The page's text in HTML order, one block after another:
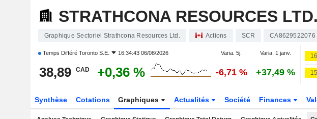
STRATHCONA RESOURCES LTD.
Graphique Sectoriel Strathcona Resources Ltd. Actions SCR CA8629522076
Temps Différé Toronto S.E. 16:34:43 06/08/2026 Varia. 5j. Varia. 1 janv.
38,89 CAD +0,36 % -6,71 % +37,49 %
Synthèse Cotations Graphiques Actualités Société Finances